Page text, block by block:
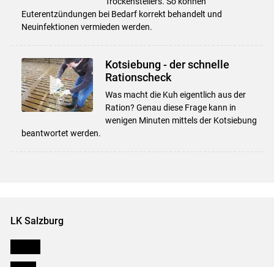
Euterentzündungen bei Bedarf korrekt behandelt und
Neuinfektionen vermieden werden.
Kotsiebung - der schnelle
Rationscheck
Was macht die Kuh eigentlich aus der
Ration? Genau diese Frage kann in
wenigen Minuten mittels der Kotsiebung
beantwortet werden.
LK Salzburg